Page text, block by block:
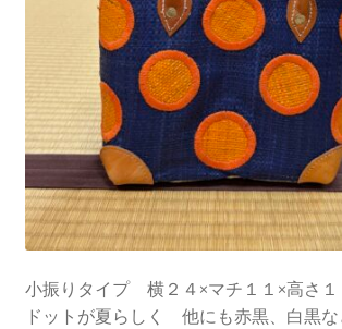
小振りタイプ 横２４×マチ１１×高さ１
ドットが夏らしく 他にも赤黒、白黒